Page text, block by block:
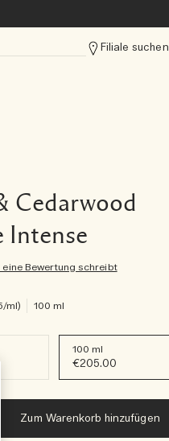
Filiale suchen
Cedarwood
Intense
Bewertung schreibt
/ml 100 ml
100 ml
€205.00
Zum Warenkorb hinzufügen